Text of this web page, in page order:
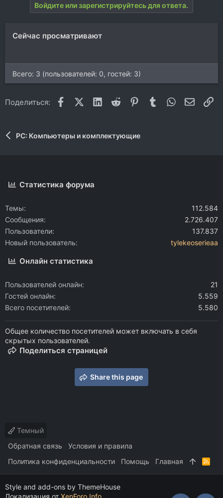
Войдите или зарегистрируйтесь для ответа.
Сейчас просматривают
Всего: 3 (пользователей: 0, гостей: 3)
Поделиться: FacebookX (Twitter)
LinkedIn
Reddit Pinterest
Tumblr WhatsApp
PC: Компьютеры и комплектующие
Статистика форума
Темы
112.584
Сообщения
2.726.407
Пользователи
137.837
Новый пользователь
tylekeoserieaa
Онлайн статистика
Пользователей онлайн
21
Гостей онлайн
5.559
Всего посетителей
5.580
Общее количество посетителей может включать в себя
скрытых пользователей.
Поделиться страницей
Share this page
Темный
Обратная связь
Условия и правила
Политика конфиденциальности
Помощь Главная
R
S
Style and add-ons by ThemeHouse
Локализация от XenForo.Info